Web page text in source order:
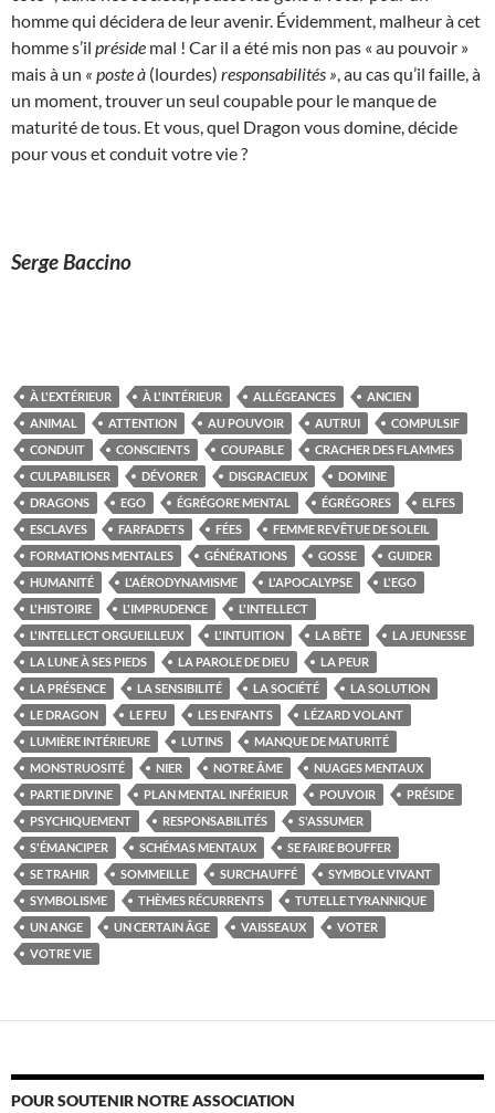
homme qui décidera de leur avenir. Évidemment, malheur à cet
homme s’il préside mal ! Car il a été mis non pas « au pouvoir »
mais à un « poste à (lourdes) responsabilités » , au cas qu’il faille, à
un moment, trouver un seul coupable pour le manque de
maturité de tous. Et vous, quel Dragon vous domine, décide
pour vous et conduit votre vie ?
Serge Baccino
À L'EXTÉRIEUR À L'INTÉRIEUR ALLÉGEANCES
ANCIEN
ANIMAL
ATTENTION AU POUVOIR AUTRUI
COMPULSIF
CONDUIT
CONSCIENTS COUPABLE
CRACHER DES FLAMMES
CULPABILISER
DÉVORER DISGRACIEUX
DOMINE
DRAGONS
EGO ÉGRÉGORE MENTAL ÉGRÉGORES
ELFES
ESCLAVES
FARFADETS FÉES
FEMME REVÊTUE DE SOLEIL
FORMATIONS MENTALES
GÉNÉRATIONS GOSSE
GUIDER
HUMANITÉ
L'AÉRODYNAMISME L'APOCALYPSE
L'EGO
L'HISTOIRE
L'IMPRUDENCE
L'INTELLECT
L'INTELLECT ORGUEILLEUX
L'INTUITION LA BÊTE
LA JEUNESSE
LA LUNE À SES PIEDS
LA PAROLE DE DIEU
LA PEUR
LA PRÉSENCE
LA SENSIBILITÉ LA SOCIÉTÉ
LA SOLUTION
LE DRAGON
LE FEU LES ENFANTS
LÉZARD VOLANT
LUMIÈRE INTÉRIEURE
LUTINS
MANQUE DE MATURITÉ
MONSTRUOSITÉ
NIER NOTRE ÂME
NUAGES MENTAUX
PARTIE DIVINE
PLAN MENTAL INFÉRIEUR POUVOIR
PRÉSIDE
PSYCHIQUEMENT
RESPONSABILITÉS
S'ASSUMER
S'ÉMANCIPER
SCHÉMAS MENTAUX
SE FAIRE BOUFFER
SE TRAHIR
SOMMEILLE SURCHAUFFÉ
SYMBOLE VIVANT
SYMBOLISME
THÈMES RÉCURRENTS
TUTELLE TYRANNIQUE
UN ANGE
UN CERTAIN ÂGE VAISSEAUX
VOTER
VOTRE VIE
POUR SOUTENIR NOTRE ASSOCIATION